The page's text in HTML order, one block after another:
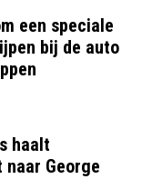
een speciale
bij de auto
haalt
George